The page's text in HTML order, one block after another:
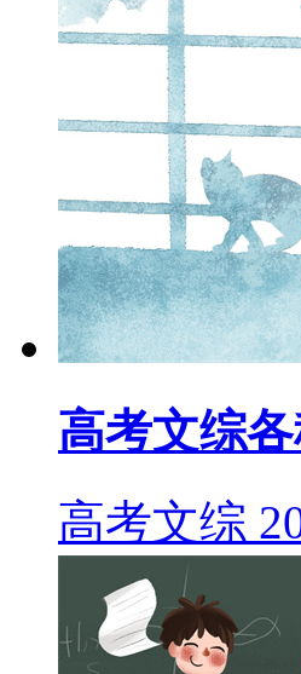
高考文综
高考文综